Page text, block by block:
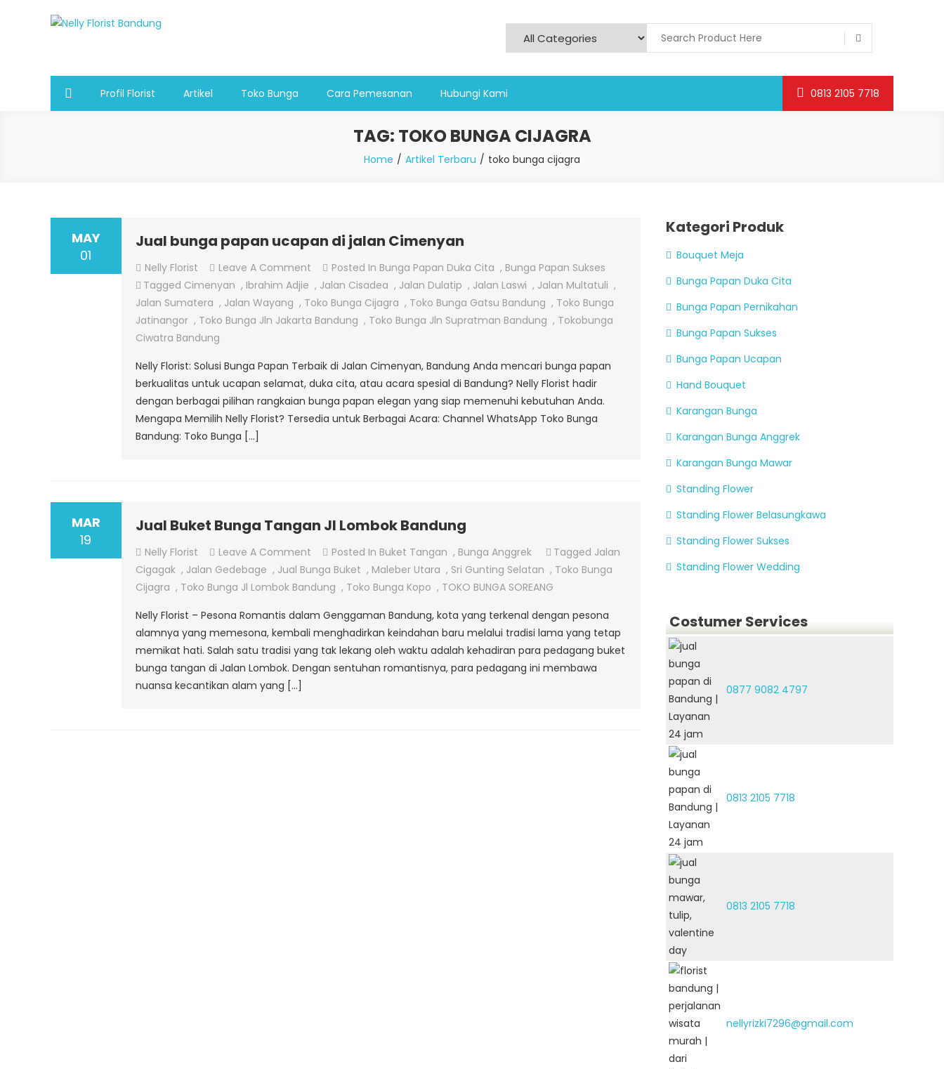
Profil Florist Artikel Toko Bunga Cara Pemesanan Hubungi Kami 0813 2105 7718
TAG: TOKO BUNGA CIJAGRA
Home Artikel Terbaru toko bunga cijagra
MAY
01
Jual bunga papan ucapan di jalan Cimenyan
Nelly Florist Leave A CommentOn
Jual
Bunga
Papan
Jalan
Cimenyan
Posted In Bunga Papan Duka Cita , Bunga Papan Sukses
Tagged Cimenyan , Ibrahim Adjie , Jalan Cisadea , Jalan Dulatip , Jalan Laswi , Jalan Multatuli ,
Jalan Sumatera , Jalan Wayang , Toko Bunga Cijagra , Toko Bunga Gatsu Bandung , Toko Bunga
Jatinangor , Toko Bunga Jln Jakarta Bandung , Toko Bunga Jln Supratman Bandung , Tokobunga
Ciwatra Bandung
Nelly Florist: Solusi Bunga Papan Terbaik di Jalan Cimenyan, Bandung Anda mencari bunga papan
berkualitas untuk ucapan selamat, duka cita, atau acara spesial di Bandung? Nelly Florist hadir
dengan berbagai pilihan rangkaian bunga papan elegan yang siap memenuhi kebutuhan Anda.
Mengapa Memilih Nelly Florist? Tersedia untuk Berbagai Acara: Channel WhatsApp Toko Bunga
Bandung: Toko Bunga […]
MAR
19
Jual Buket Bunga Tangan Jl Lombok Bandung
Nelly Florist Leave A CommentOn
Jual
Buket
Tangan
Jl
Lombok
Bandung
Posted In Buket Tangan , Bunga Anggrek Tagged Jalan
Cigagak , Jalan Gedebage , Jual Bunga Buket , Maleber Utara , Sri Gunting Selatan , Toko Bunga
Cijagra , Toko Bunga Jl Lombok Bandung , Toko Bunga Kopo , TOKO BUNGA SOREANG
Nelly Florist – Pesona Romantis dalam Genggaman Bandung, kota yang terkenal dengan pesona
alamnya yang memesona, kembali menghadirkan keindahan baru melalui tradisi lama yang tetap
memikat hati. Salah satu tradisi yang tak lekang oleh waktu adalah kehadiran para pedagang buket
bunga tangan di Jalan Lombok. Dengan sentuhan romantisnya, para pedagang ini membawa
nuansa kecantikan alam yang […]
Kategori Produk
Bouquet Meja
Bunga Papan Duka Cita
Bunga Papan Pernikahan
Bunga Papan Sukses
Bunga Papan Ucapan
Hand Bouquet
Karangan Bunga
Karangan Bunga Anggrek
Karangan Bunga Mawar
Standing Flower
Standing Flower Belasungkawa
Standing Flower Sukses
Standing Flower Wedding
Costumer Services
0877 9082 4797
0813 2105 7718
0813 2105 7718
nellyrizki7296@gmail.com